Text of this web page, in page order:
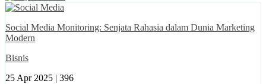
Social Media Monitoring: Senjata Rahasia dalam Dunia Marketing
Modern
Bisnis
25 Apr 2025 | 396